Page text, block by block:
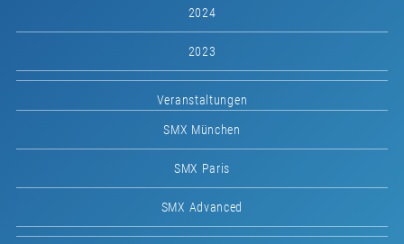
2024
2023
Veranstaltungen
SMX München
SMX Paris
SMX Advanced